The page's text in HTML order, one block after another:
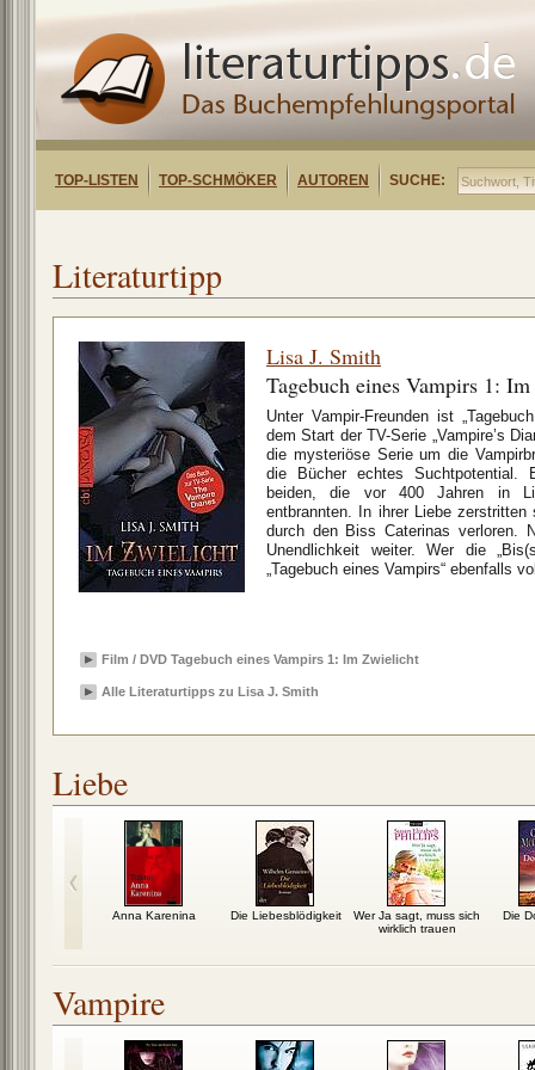
TOP-LISTEN TOP-SCHMÖKER AUTOREN SUCHE:
Literaturtipp
Lisa J. Smith
Tagebuch eines Vampirs 1:
Unter Vampir-Freunden ist
dem Start der TV-Serie „Vampire’s
die mysteriöse Serie um die
die Bücher echtes Suchtpotential.
beiden, die vor 400 Jahren in
entbrannten. In ihrer Liebe
durch den Biss Caterinas verloren.
Unendlichkeit weiter. Wer die
„Tagebuch eines Vampirs“ ebenfalls
Film / DVD Tagebuch eines Vampirs 1: Im Zwielicht
Alle Literaturtipps zu Lisa J. Smith
Liebe
Anna Karenina Die Liebesblödigkeit
Wer Ja sagt, muss sich
wirklich trauen
Die
Vampire